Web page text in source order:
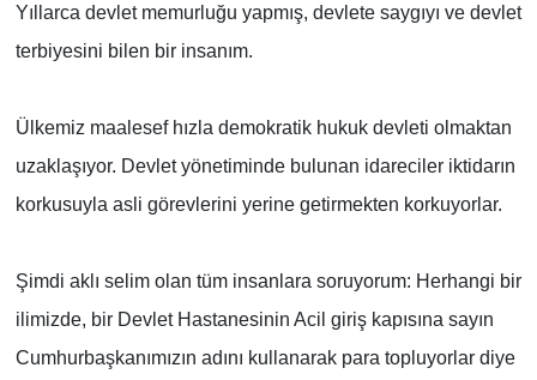
Yıllarca devlet memurluğu yapmış, devlete saygıyı ve devlet
terbiyesini bilen bir insanım.
Ülkemiz maalesef hızla demokratik hukuk devleti olmaktan
uzaklaşıyor. Devlet yönetiminde bulunan idareciler iktidarın
korkusuyla asli görevlerini yerine getirmekten korkuyorlar.
Şimdi aklı selim olan tüm insanlara soruyorum: Herhangi bir
ilimizde, bir Devlet Hastanesinin Acil giriş kapısına sayın
Cumhurbaşkanımızın adını kullanarak para topluyorlar diye